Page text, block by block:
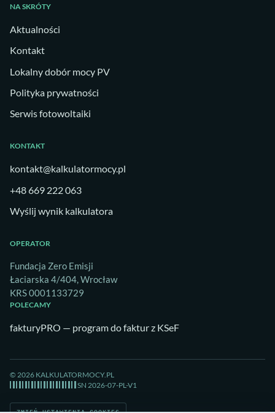
NA SKRÓTY
Aktualności
Kontakt
Lokalny dobór mocy PV
Polityka prywatności
Serwis fotowoltaiki
KONTAKT
kontakt@kalkulatormocy.pl
+48 669 222 063
Wyślij wynik kalkulatora
OPERATOR
Fundacja Zero Emisji
Łaciarska 4/404, Wrocław
KRS 0001133729
POLECAMY
fakturyPRO — program do faktur z KSeF
© 2026 KALKULATORMOCY.PL
SN 2026-07-PL-V1